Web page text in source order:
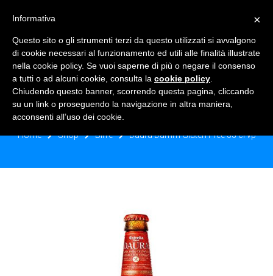
DAURA DAMM GLUTEN FREE 33 CL
Home Shop Birre Daura Damm Gluten Free 33 cl vp
×
Informativa
Questo sito o gli strumenti terzi da questo utilizzati si avvalgono
di cookie necessari al funzionamento ed utili alle finalità illustrate
nella cookie policy. Se vuoi saperne di più o negare il consenso
a tutti o ad alcuni cookie, consulta la cookie policy
Chiudendo questo banner, scorrendo questa pagina, cliccando
su un link o proseguendo la navigazione in altra maniera,
acconsenti all’uso dei cookie.